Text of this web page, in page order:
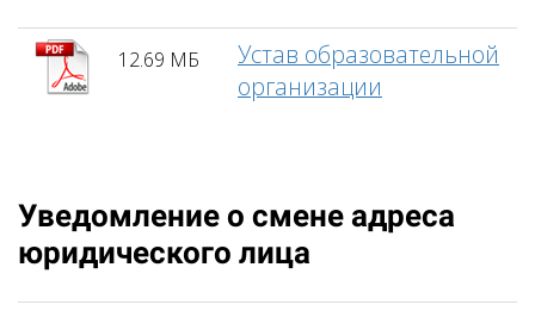
12.69 МБ
Устав образовательной
организации
Уведомление о смене адреса
юридического лица